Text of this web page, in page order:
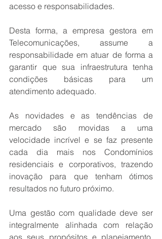
acesso e responsabilidades.
Desta forma, a empresa gestora em
Telecomunicações, assume a
responsabilidade em atuar de forma a
garantir que sua infraestrutura tenha
condições básicas para um
atendimento adequado.
As novidades e as tendências de
mercado são movidas a uma
velocidade incrível e se faz presente
cada dia mais nos Condomínios
residenciais e corporativos, trazendo
inovação para que tenham ótimos
resultados no futuro próximo.
Uma gestão com qualidade deve ser
integralmente alinhada com relação
aos seus propósitos e planejamento,